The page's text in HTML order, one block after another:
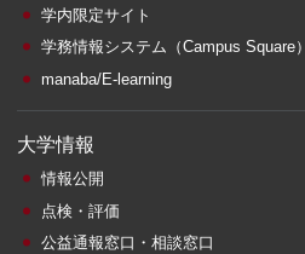
学内限定サイト
学務情報システム （Campus Square）
manaba/E-learning
大学情報
情報公開
点検・評価
公益通報窓口・相談窓口